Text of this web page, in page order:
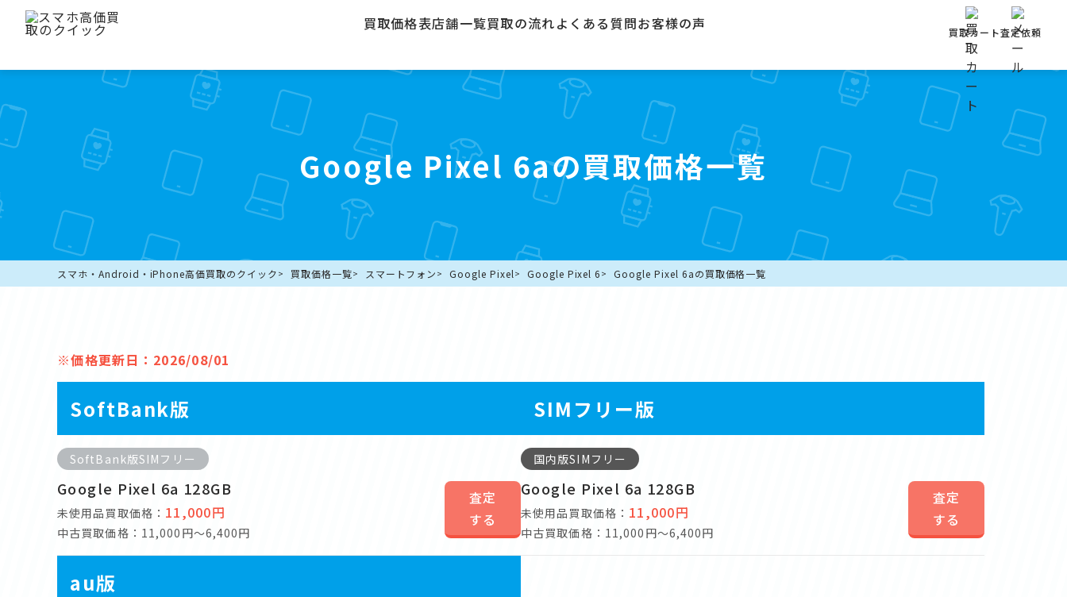
買取価格表店舗一覧買取の流れよくある質問お客様の声 買取カート査定依頼
Google Pixel 6aの買取価格一覧
スマホ・Android・iPhone高価買取のクイック 買取価格一覧 スマートフォン Google Pixel Google Pixel 6 Google Pixel 6aの買取価格一覧
※価格更新日：2026/08/01
SoftBank版
SoftBank版SIMフリー
Google Pixel 6a 128GB
未使用品買取価格： 11,000円
中古買取価格：11,000円～6,400円
査定
する
SIMフリー版
国内版SIMフリー
Google Pixel 6a 128GB
未使用品買取価格： 11,000円
中古買取価格：11,000円～6,400円
査定
する
au版